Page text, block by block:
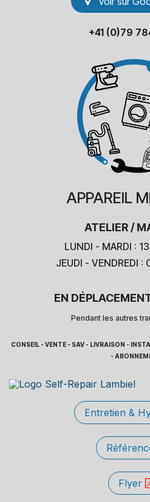
+41 (0)79
APPAREIL
ATELIER /
LUNDI - MARDI :
JEUDI - VENDREDI
EN
Pendant les autres
CONSEIL - VENTE - SAV - LIVRAISON -
-
Entretien &
Flyer